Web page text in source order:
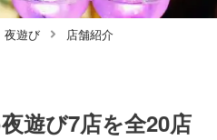
夜遊び 店舗紹介
遊び7店を全20店